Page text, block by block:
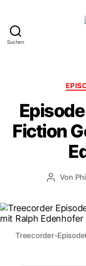
Suchen
Fiction
Von
Treecorder-